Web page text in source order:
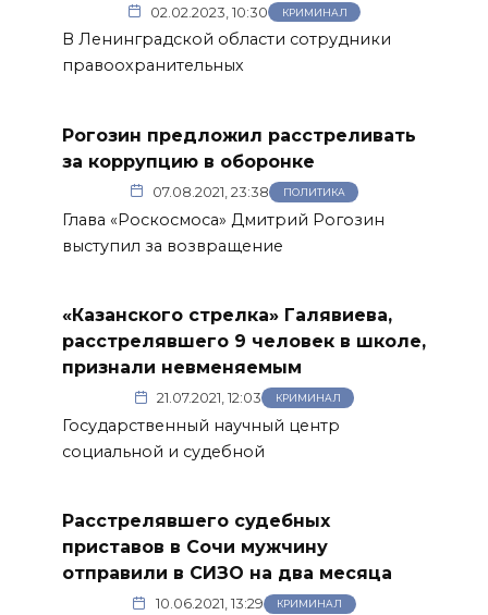
02.02.2023, 10:30 КРИМИНАЛ
В Ленинградской области сотрудники
правоохранительных
Рогозин предложил расстреливать
за коррупцию в оборонке
07.08.2021, 23:38 ПОЛИТИКА
Глава «Роскосмоса» Дмитрий Рогозин
выступил за возвращение
«Казанского стрелка» Галявиева,
расстрелявшего 9 человек в школе,
признали невменяемым
21.07.2021, 12:03 КРИМИНАЛ
Государственный научный центр
социальной и судебной
Расстрелявшего судебных
приставов в Сочи мужчину
отправили в СИЗО на два месяца
10.06.2021, 13:29 КРИМИНАЛ